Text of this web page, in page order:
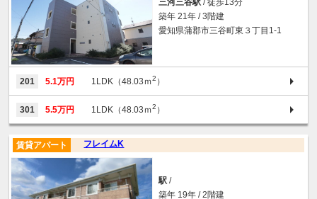
築年 21年 / 3階建
愛知県蒲郡市三谷町東３丁目1-1
201 5.1万円 1LDK（48.03ｍ2 ）
301 5.5万円 1LDK（48.03ｍ2 ）
フレイムK
賃貸アパート
駅 /
築年 19年 / 2階建